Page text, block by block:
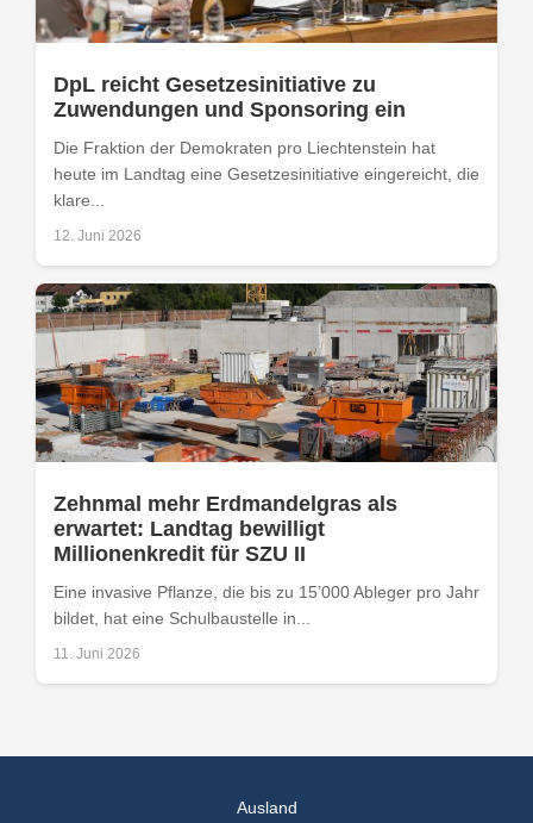
DpL reicht Gesetzesinitiative zu
Zuwendungen und Sponsoring ein
Die Fraktion der Demokraten pro Liechtenstein hat
heute im Landtag eine Gesetzesinitiative eingereicht, die
klare...
12. Juni 2026
Zehnmal mehr Erdmandelgras als
erwartet: Landtag bewilligt
Millionenkredit für SZU II
Eine invasive Pflanze, die bis zu 15’000 Ableger pro Jahr
bildet, hat eine Schulbaustelle in...
11. Juni 2026
Ausland